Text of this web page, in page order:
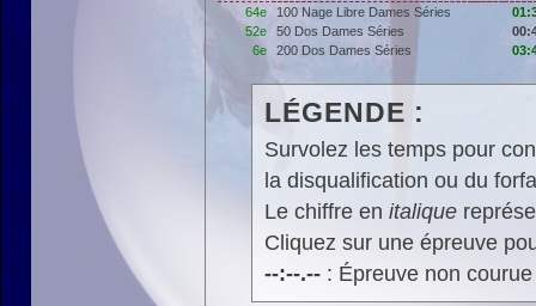
64e
100 Nage Libre Dames Séries
52e
50 Dos Dames Séries
6e
200 Dos Dames Séries
LÉGENDE :
Survolez les temps pour
la disqualification ou du
Le chiffre en italique
Cliquez sur une épreuve
--:--.--: Épreuve non